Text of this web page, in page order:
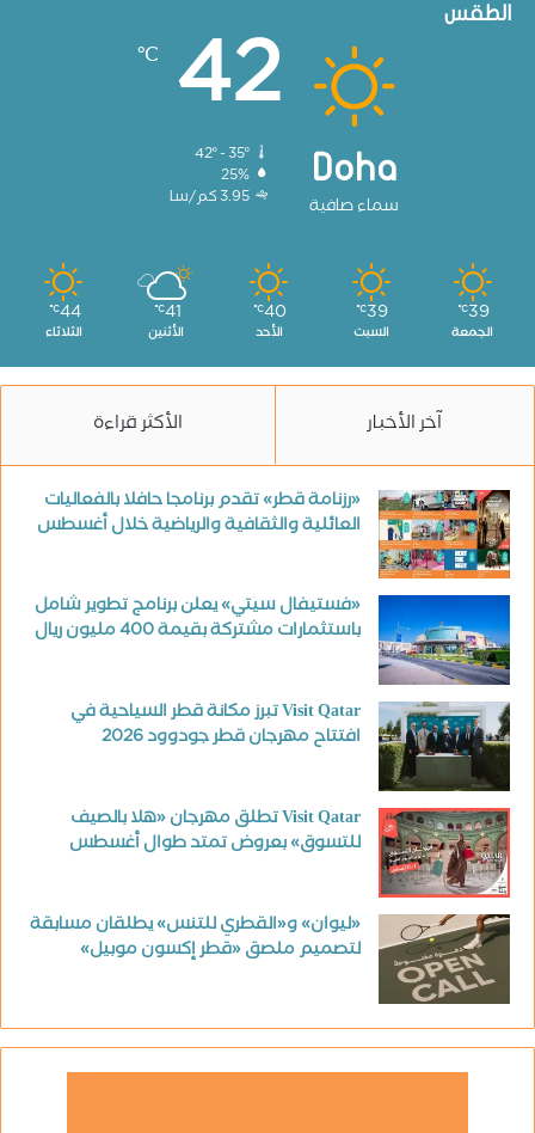
الطقس
Doha
سماء صافية
42
℃
25%
3.95 كم/سا
39
℃
الجمعة
39
℃
السبت
40
℃
الأحد
41
℃
الأثنين
44
℃
الثلاثاء
آخر الأخبار الأكثر قراءة
«رزنامة قطر» تقدم برنامجا حافلا بالفعاليات
العائلية والثقافية والرياضية خلال أغسطس
«فستيفال سيتي» يعلن برنامج تطوير شامل
باستثمارات مشتركة بقيمة 400 مليون ريال
Visit Qatar تبرز مكانة قطر السياحية في
افتتاح مهرجان قطر جودوود 2026
Visit Qatar تطلق مهرجان «هلا بالصيف
للتسوق» بعروض تمتد طوال أغسطس
«ليوان» و«القطري للتنس» يطلقان مسابقة
لتصميم ملصق «قطر إكسون موبيل»